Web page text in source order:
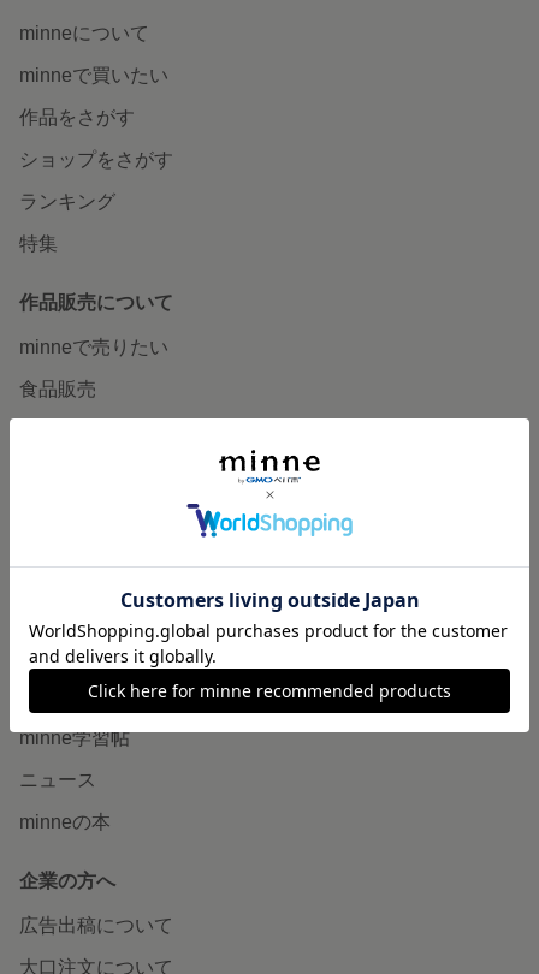
minneについて
minneで買いたい
作品をさがす
ショップをさがす
ランキング
特集
作品販売について
minneで売りたい
食品販売
販売支援企画・イベント
読みもの
minneとものづくりと
minne学習帖
ニュース
minneの本
企業の方へ
広告出稿について
大口注文について